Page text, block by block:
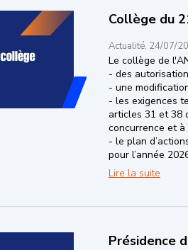
Collège du
Actualité, 24/07/
Le collège de
- des
- une
- les exigences
articles 31 et 38
concurrence et
- le plan
pour l’année
Lire la suite
Présidence